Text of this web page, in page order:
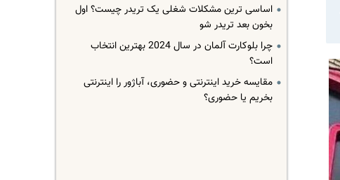
اساسی ترین مشکلات شغلی یک تریدر چیست؟ اول
بخون بعد تریدر شو
چرا بلوکارت آلمان در سال 2024 بهترین انتخاب
است؟
مقایسه خرید اینترنتی و حضوری، آباژور را اینترنتی
بخریم یا حضوری؟